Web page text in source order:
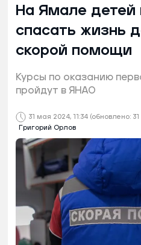
31 мая 2024, 11:34 (обновлено:
Григорий Орлов
На Ямале детей
спасать жизнь
скорой помощи
Курсы по оказанию
пройдут в ЯНАО